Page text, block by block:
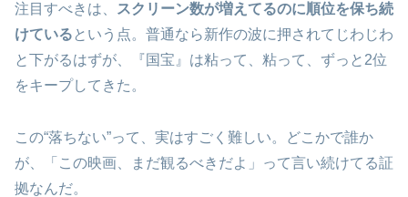
注目すべきは、
スクリーン数が増えてるのに順位を保ち続
けている という点。普通なら新作の波に押されてじわじわ
と下がるはずが、『国宝』は粘って、粘って、ずっと2位
をキープしてきた。
この“落ちない”って、実はすごく難しい。どこかで誰か
が、「この映画、まだ観るべきだよ」って言い続けてる証
拠なんだ。